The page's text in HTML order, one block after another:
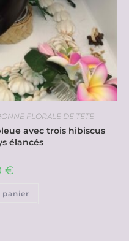
FLORALE DE TETE
avec trois hibiscus
élancés
€